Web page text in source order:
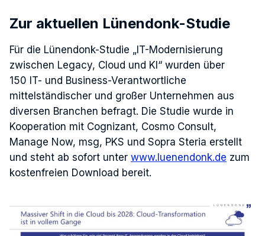
Zur aktuellen Lünendonk-Studie
Für die Lünendonk-Studie „IT-Modernisierung
zwischen Legacy, Cloud und KI“ wurden über
150 IT- und Business-Verantwortliche
mittelständischer und großer Unternehmen aus
diversen Branchen befragt. Die Studie wurde in
Kooperation mit Cognizant, Cosmo Consult,
Manage Now, msg, PKS und Sopra Steria erstellt
und steht ab sofort unter www.luenendonk.de zum
kostenfreien Download bereit.